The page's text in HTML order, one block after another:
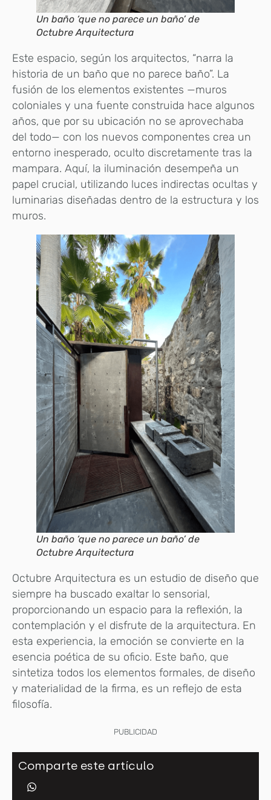
Un baño ‘que no parece un baño’ de
Octubre Arquitectura
Este espacio, según los arquitectos, “narra la
historia de un baño que no parece baño”. La
fusión de los elementos existentes —muros
coloniales y una fuente construida hace algunos
años, que por su ubicación no se aprovechaba
del todo— con los nuevos componentes crea un
entorno inesperado, oculto discretamente tras la
mampara. Aquí, la iluminación desempeña un
papel crucial, utilizando luces indirectas ocultas y
luminarias diseñadas dentro de la estructura y los
muros.
Un baño ‘que no parece un baño’ de
Octubre Arquitectura
Octubre Arquitectura es un estudio de diseño que
siempre ha buscado exaltar lo sensorial,
proporcionando un espacio para la reflexión, la
contemplación y el disfrute de la arquitectura. En
esta experiencia, la emoción se convierte en la
esencia poética de su oficio. Este baño, que
sintetiza todos los elementos formales, de diseño
y materialidad de la firma, es un reflejo de esta
filosofía.
PUBLICIDAD
Comparte este artículo